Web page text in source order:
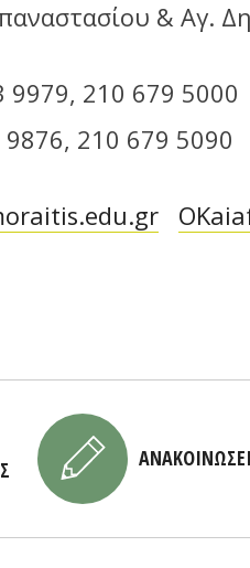
& Αγ.
210 679 5000
210 679 5090